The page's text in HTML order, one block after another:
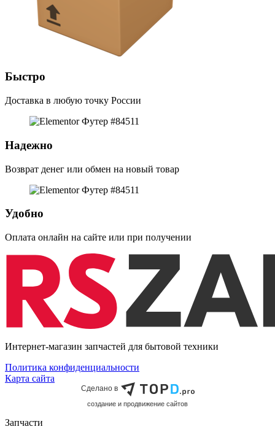
Быстро
Доставка в любую точку России
Надежно
Возврат денег или обмен на новый товар
Удобно
Оплата онлайн на сайте или при получении
Интернет-магазин запчастей для бытовой техники
Политика конфиденциальности
Карта сайта
Сделано в
cоздание и продвижение сайтов
Запчасти